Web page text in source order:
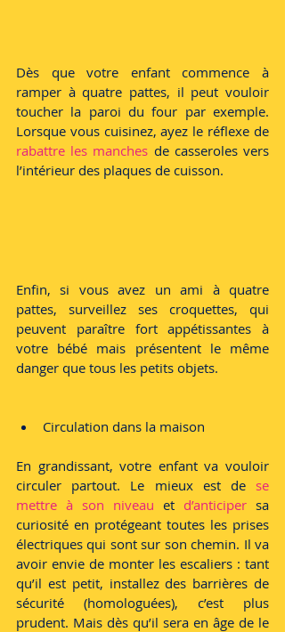
Dès que votre enfant commence à
ramper à quatre pattes, il peut vouloir
toucher la paroi du four par exemple.
rabattre les manches de casseroles vers
l’intérieur des plaques de cuisson.
Enfin, si vous avez un ami à quatre
pattes, surveillez ses croquettes, qui
peuvent paraître fort appétissantes à
votre bébé mais présentent le même
danger que tous les petits objets.
Circulation dans la maison
En grandissant, votre enfant va vouloir
circuler partout. Le mieux est de se
mettre à son niveau et d’anticiper sa
curiosité en protégeant toutes les prises
électriques qui sont sur son chemin. Il va
avoir envie de monter les escaliers : tant
qu’il est petit, installez des barrières de
sécurité (homologuées), c’est plus
prudent. Mais dès qu’il sera en âge de le